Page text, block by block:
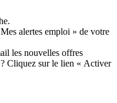
alertes emploi » de votre
les nouvelles offres
Cliquez sur le lien « Activer